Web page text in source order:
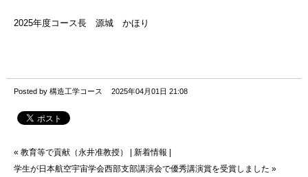
2025年度コース長 源城 かほり
Posted by 構造工学コース 2025年04月01日 21:08
« 教育等で貢献（永井准教授） 新着情報
学生が日本航空宇宙学会西部支部講演会で優秀講演賞を受賞しました »